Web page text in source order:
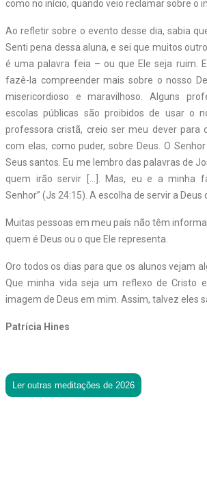
como no início, quando veio reclamar sobre o
Ao refletir sobre o evento desse dia, sabia
Senti pena dessa aluna, e sei que muitos
é uma palavra feia – ou que Ele seja ruim.
fazê-la compreender mais sobre o nosso
misericordioso e maravilhoso. Alguns
escolas públicas são proibidos de usar o
professora cristã, creio ser meu dever para
com elas, como puder, sobre Deus. O
Seus santos. Eu me lembro das palavras de
quem irão servir […]. Mas, eu e a minha
Senhor” (Js 24:15). A escolha de servir a Deus
Muitas pessoas em meu país não têm
quem é Deus ou o que Ele representa.
Oro todos os dias para que os alunos vejam
Que minha vida seja um reflexo de Cristo
imagem de Deus em mim. Assim, talvez eles
Patrícia Hines
Ler outras meditações de 2026